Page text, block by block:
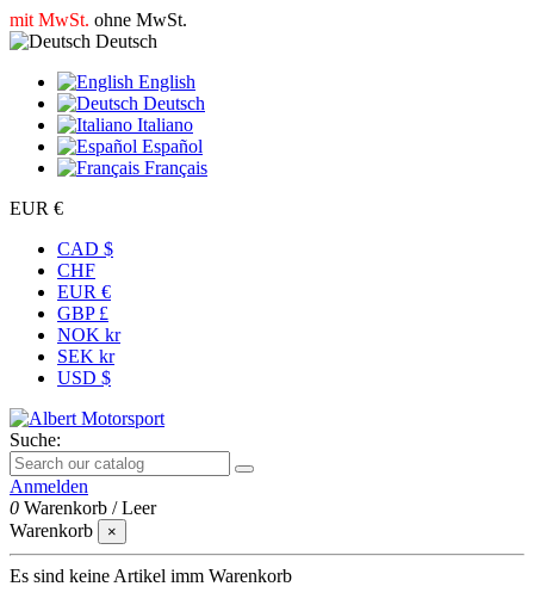
mit MwSt. ohne MwSt.
Deutsch
English
Deutsch
Italiano
Español
Français
EUR €
CAD $
CHF
EUR €
GBP £
NOK kr
SEK kr
USD $
Suche:
Anmelden
0 Warenkorb /Leer
Warenkorb
×
Es sind keine Artikel imm Warenkorb